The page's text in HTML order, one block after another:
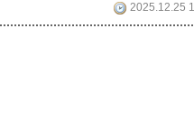
2025.12.25